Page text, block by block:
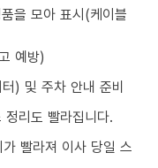
을 모아 표시(케이블
예방)
) 및 주차 안내 준비
리도 빨라집니다.
빨라져 이사 당일 스